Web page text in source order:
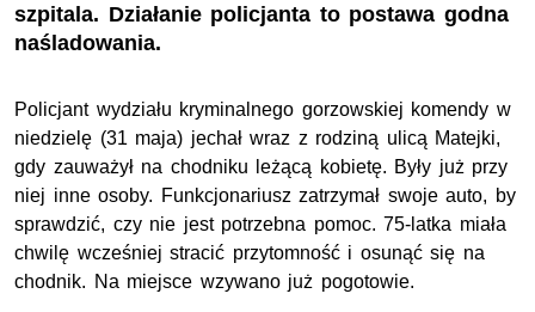
szpitala. Działanie policjanta to postawa godna
naśladowania.
Policjant wydziału kryminalnego gorzowskiej komendy w
niedzielę (31 maja) jechał wraz z rodziną ulicą Matejki,
gdy zauważył na chodniku leżącą kobietę. Były już przy
niej inne osoby. Funkcjonariusz zatrzymał swoje auto, by
sprawdzić, czy nie jest potrzebna pomoc. 75-latka miała
chwilę wcześniej stracić przytomność i osunąć się na
chodnik. Na miejsce wzywano już pogotowie.